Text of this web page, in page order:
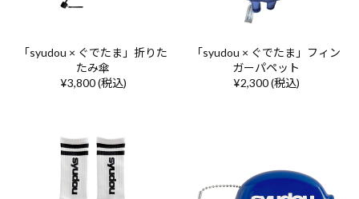
「syudou × ぐでたま」折りた
たみ傘
¥3,800 (税込)
「syudou × ぐでたま」フィン
ガーパペット
¥2,300 (税込)